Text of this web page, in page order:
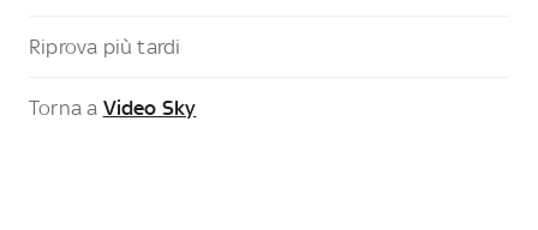
Riprova più tardi
Torna a Video Sky